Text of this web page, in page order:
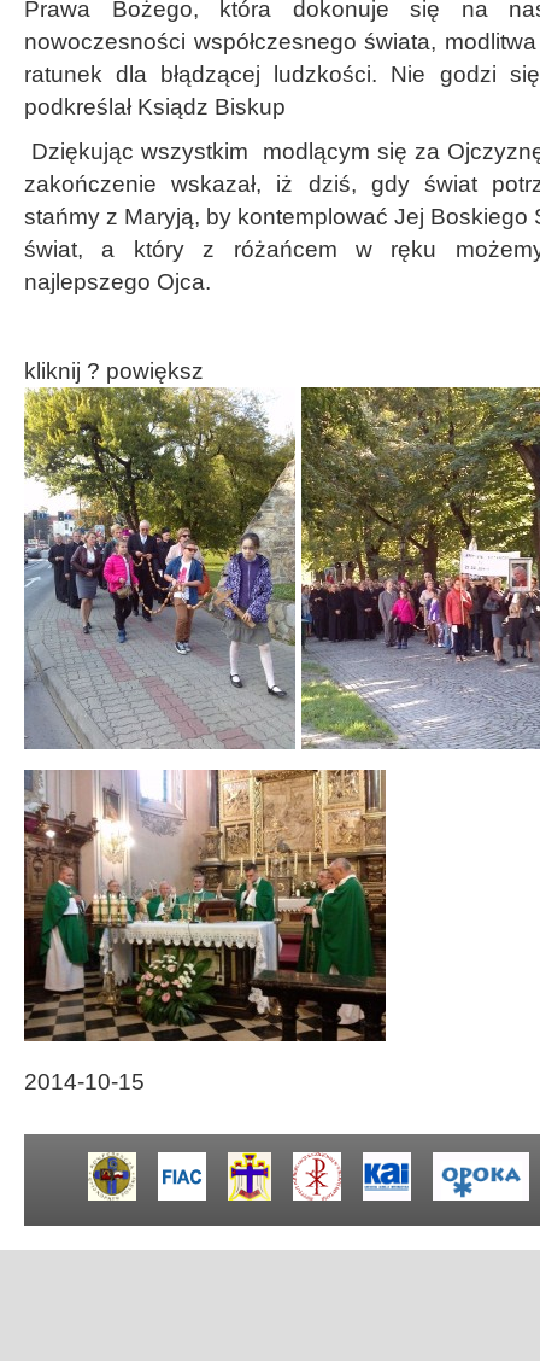
Prawa Bożego, która dokonuje się na
nowoczesności współczesnego świata,
ratunek dla błądzącej ludzkości. Nie godzi
podkreślał Ksiądz Biskup
Dziękując wszystkim modlącym się za
zakończenie wskazał, iż dziś, gdy świat
stańmy z Maryją, by kontemplować Jej Boskiego
świat, a który z różańcem w ręku
najlepszego Ojca.
kliknij ? powiększ
2014-10-15